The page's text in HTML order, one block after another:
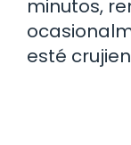
minutos,
esté